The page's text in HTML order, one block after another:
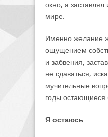
окно, а заставлял
мире.
Именно желание
ощущением
и забвения,
не сдаваться,
мучительные
годы остающиеся
Я остаюсь